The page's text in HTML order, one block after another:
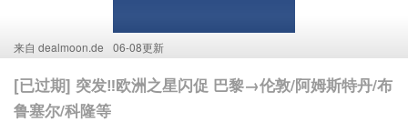
来自 dealmoon.de 06-08更新
[已过期] 突发‼️欧洲之星闪促 巴黎→伦敦/阿姆斯特丹/布
鲁塞尔/科隆等